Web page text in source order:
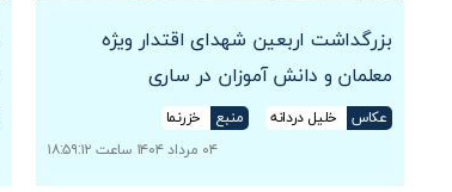
بزرگداشت اربعین شهدای اقتدار ویژه
معلمان و دانش آموزان در ساری
عکاس خلیل دردانه منبع
خزرنما
۰۴ مرداد ۱۴۰۴ ساعت ۱۸:۵۹:۱۲